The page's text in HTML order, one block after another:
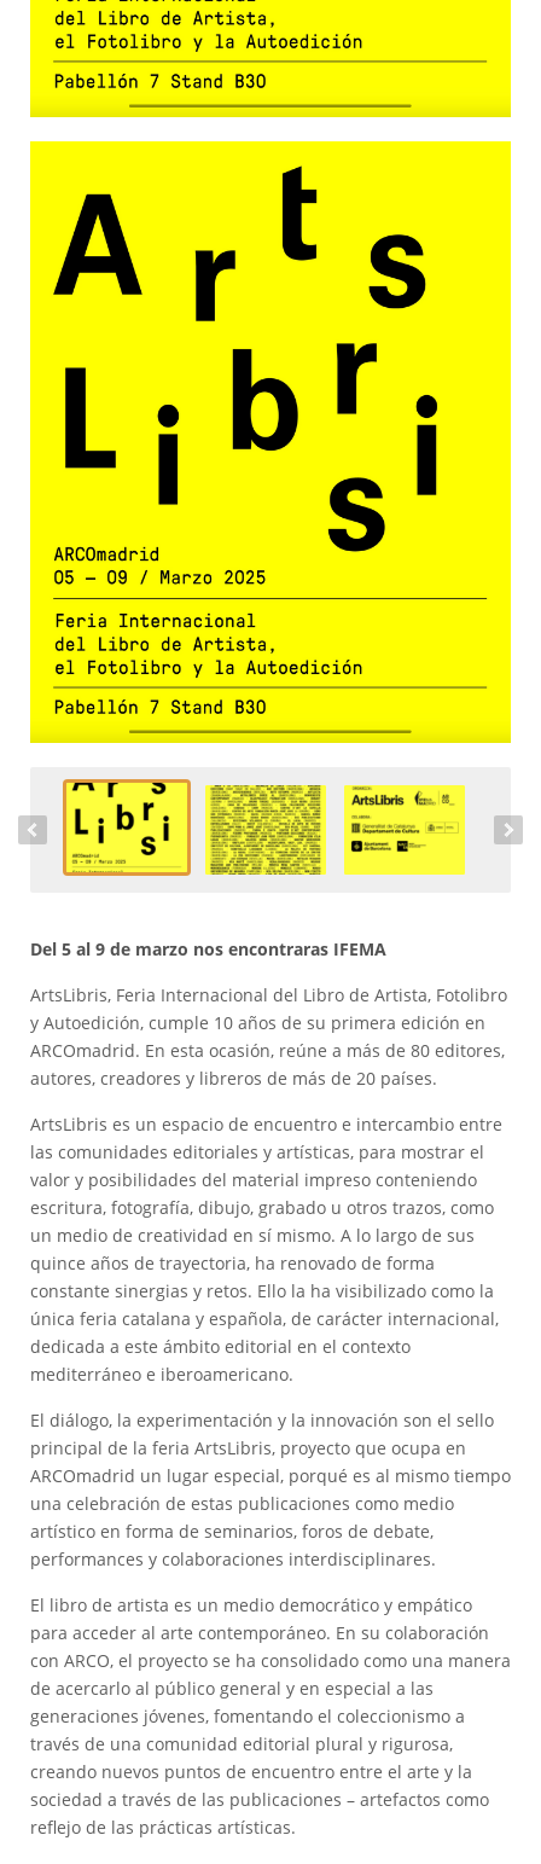
Del 5 al 9 de marzo nos encontraras IFEMA
ArtsLibris, Feria Internacional del Libro de Artista, Fotolibro
y Autoedición, cumple 10 años de su primera edición en
ARCOmadrid. En esta ocasión, reúne a más de 80 editores,
autores, creadores y libreros de más de 20 países.
ArtsLibris es un espacio de encuentro e intercambio entre
las comunidades editoriales y artísticas, para mostrar el
valor y posibilidades del material impreso conteniendo
escritura, fotografía, dibujo, grabado u otros trazos, como
un medio de creatividad en sí mismo. A lo largo de sus
quince años de trayectoria, ha renovado de forma
constante sinergias y retos. Ello la ha visibilizado como la
única feria catalana y española, de carácter internacional,
dedicada a este ámbito editorial en el contexto
mediterráneo e iberoamericano.
El diálogo, la experimentación y la innovación son el sello
principal de la feria ArtsLibris, proyecto que ocupa en
ARCOmadrid un lugar especial, porqué es al mismo tiempo
una celebración de estas publicaciones como medio
artístico en forma de seminarios, foros de debate,
performances y colaboraciones interdisciplinares.
El libro de artista es un medio democrático y empático
para acceder al arte contemporáneo. En su colaboración
con ARCO, el proyecto se ha consolidado como una manera
de acercarlo al público general y en especial a las
generaciones jóvenes, fomentando el coleccionismo a
través de una comunidad editorial plural y rigurosa,
creando nuevos puntos de encuentro entre el arte y la
sociedad a través de las publicaciones – artefactos como
reflejo de las prácticas artísticas.